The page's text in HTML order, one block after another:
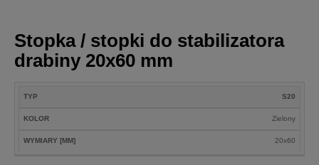
Stopka / stopki do stabilizatora
drabiny 20x60 mm
TYP
TYP S20
KOLOR Zielony
WYMIARY [MM] 20x60